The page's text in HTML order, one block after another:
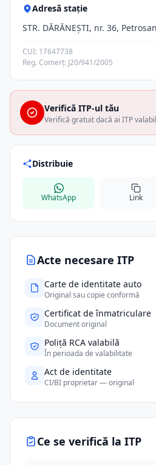
Acte necesare ITP
Carte de identitate auto
Original sau copie conformă
Certificat de înmatriculare
Document original
Poliță RCA valabilă
În perioada de valabilitate
Act de identitate
CI/BI proprietar — original
Ce se verifică la ITP
Adresă stație
STR. DĂRĂNEŞTI, nr. 36,
CUI: 17647738
Reg. Comerț: J20/941/2005
Verifică ITP-ul tău
Verifică gratuit dacă ai ITP valabil
Distribuie
WhatsApp Link